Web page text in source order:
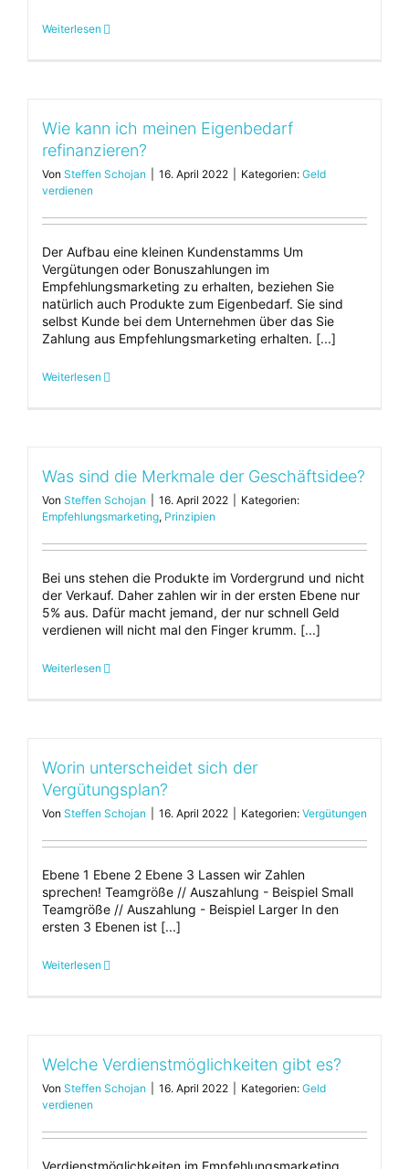
Weiterlesen
Wie kann ich meinen Eigenbedarf
refinanzieren?
Von Steffen Schojan 16. April 2022 Kategorien: Geld
verdienen
Der Aufbau eine kleinen Kundenstamms Um
Vergütungen oder Bonuszahlungen im
Empfehlungsmarketing zu erhalten, beziehen Sie
natürlich auch Produkte zum Eigenbedarf. Sie sind
selbst Kunde bei dem Unternehmen über das Sie
Zahlung aus Empfehlungsmarketing erhalten. [...]
Weiterlesen
Was sind die Merkmale der Geschäftsidee?
Von Steffen Schojan 16. April 2022
Kategorien:
Empfehlungsmarketing, Prinzipien
Bei uns stehen die Produkte im Vordergrund und nicht
der Verkauf. Daher zahlen wir in der ersten Ebene nur
5% aus. Dafür macht jemand, der nur schnell Geld
verdienen will nicht mal den Finger krumm. [...]
Weiterlesen
Worin unterscheidet sich der
Vergütungsplan?
Von Steffen Schojan 16. April 2022 Kategorien: Vergütungen
Ebene 1 Ebene 2 Ebene 3 Lassen wir Zahlen
sprechen! Teamgröße // Auszahlung - Beispiel Small
Teamgröße // Auszahlung - Beispiel Larger In den
ersten 3 Ebenen ist [...]
Weiterlesen
Welche Verdienstmöglichkeiten gibt es?
Von Steffen Schojan 16. April 2022 Kategorien: Geld
verdienen